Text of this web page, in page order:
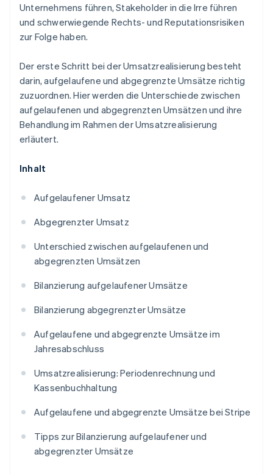
Unternehmens führen, Stakeholder in die Irre führen
und schwerwiegende Rechts- und Reputationsrisiken
zur Folge haben.
Der erste Schritt bei der Umsatzrealisierung besteht
darin, aufgelaufene und abgegrenzte Umsätze richtig
zuzuordnen. Hier werden die Unterschiede zwischen
aufgelaufenen und abgegrenzten Umsätzen und ihre
Behandlung im Rahmen der Umsatzrealisierung
erläutert.
Inhalt
Aufgelaufener Umsatz
Abgegrenzter Umsatz
Unterschied zwischen aufgelaufenen und
abgegrenzten Umsätzen
Bilanzierung aufgelaufener Umsätze
Bilanzierung abgegrenzter Umsätze
Aufgelaufene und abgegrenzte Umsätze im
Jahresabschluss
Umsatzrealisierung: Periodenrechnung und
Kassenbuchhaltung
Aufgelaufene und abgegrenzte Umsätze bei Stripe
Tipps zur Bilanzierung aufgelaufener und
abgegrenzter Umsätze